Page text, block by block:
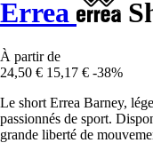
Errea
À partir de
24,50 € 15,17 € -38%
Le short Errea Barney,
passionnés de sport.
grande liberté de